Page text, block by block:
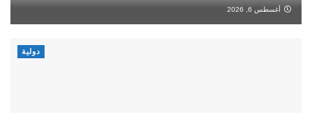
أغسطس 6, 2026
دولية